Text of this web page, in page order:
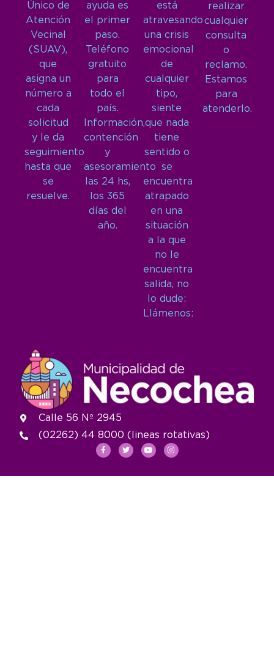
Único de
Atención
Vecinal
(SUAV),
que
asigna un
número a
cada
solicitud
y le da
seguimiento
hasta que
se
resuelve.
ayuda es
el primer
paso.
Teléfono
gratuito
para
todo el
país.
Información,
contención
y
asesoramiento
las 24 hs,
los 365
días del
año.
está
atravesando
una crisis
emocional
de
cualquier
tipo,
siente
que nada
tiene
sentido o
se
encuentra
atrapado
en una
situación
a la que
no le
encuentra
salida, no
lo dude:
Llámenos:
realizar
cualquier
consulta
o
reclamo.
Estamos
para
atenderlo.
Calle 56 Nº 2945
(02262) 44 8000 (lineas rotativas)